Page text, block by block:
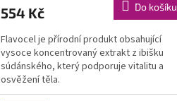
554 Kč Do košíku
Flavocel je přírodní produkt obsahující
vysoce koncentrovaný extrakt z ibišku
súdánského, který podporuje vitalitu a
osvěžení těla.